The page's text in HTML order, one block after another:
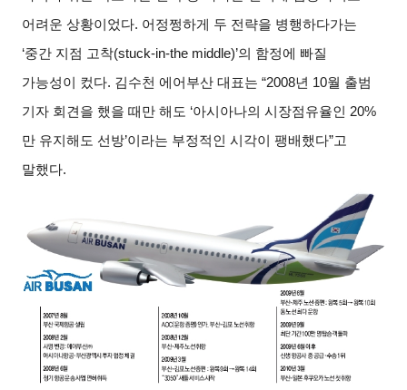
어려운 상황이었다. 어정쩡하게 두 전략을 병행하다가는
‘중간 지점 고착(stuck-in-the middle)’의 함정에 빠질
가능성이 컸다. 김수천 에어부산 대표는 “2008년 10월 출범
기자 회견을 했을 때만 해도 ‘아시아나의 시장점유율인 20%
만 유지해도 선방’이라는 부정적인 시각이 팽배했다”고
말했다.